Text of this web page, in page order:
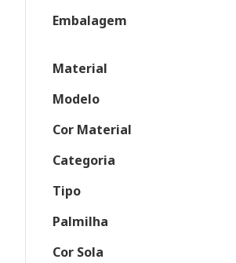
Embalagem
Material
Modelo
Cor Material
Categoria
Tipo
Palmilha
Cor Sola